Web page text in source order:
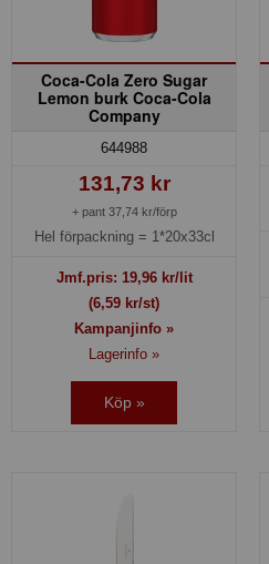
Coca-Cola Zero Sugar
Lemon burk Coca-Cola
Company
644988
131,73 kr
+ pant 37,74 kr/förp
Hel förpackning = 1*20x33cl
Jmf.pris: 19,96kr/lit
(6,59 kr/st)
Kampanjinfo »
Lagerinfo »
Köp »